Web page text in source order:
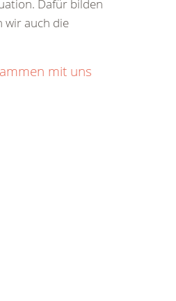
Dafür bilden
wir auch die
mit uns